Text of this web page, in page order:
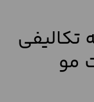
تکالیفی
مو